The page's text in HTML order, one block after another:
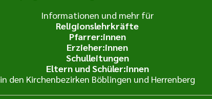
Informationen und mehr für
Religionslehrkräfte
Pfarrer:innen
Erzieher:innen
Schulleitungen
Eltern und Schüler:innen
in den Kirchenbezirken Böblingen und Herrenberg